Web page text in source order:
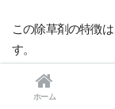
この除草剤の特徴
す。
茎葉処理と土壌処
ホーム